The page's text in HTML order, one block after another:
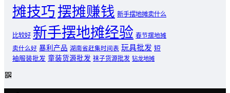
摊技巧 摆摊赚钱 新手摆地摊卖什么
比较好 新手摆地摊经验 春节摆地摊
卖什么好 暴利产品 湖南省赶集时间表 玩具批发 短
袖服装批发 童装货源批发 袜子货源批发 钻龙地摊